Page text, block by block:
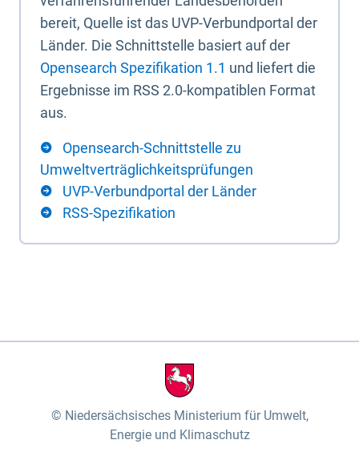
bereit, Quelle ist das UVP-Verbundportal der
Länder. Die Schnittstelle basiert auf der
Opensearch Spezifikation 1.1 und liefert die
Ergebnisse im RSS 2.0-kompatiblen Format
aus.
Opensearch-Schnittstelle zu
Umweltverträglichkeitsprüfungen
UVP-Verbundportal der Länder
RSS-Spezifikation
Niedersächsisches Ministerium für Umwelt,
Energie und Klimaschutz